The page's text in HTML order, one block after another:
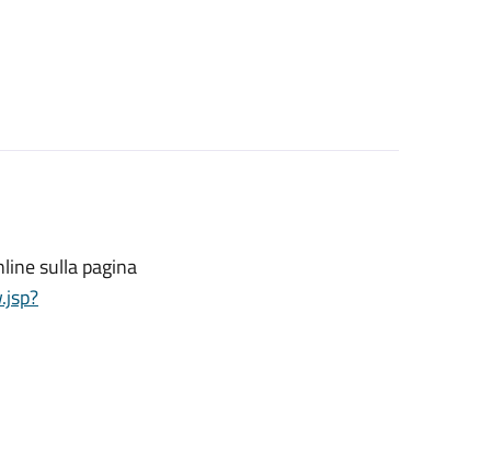
sulla pagina